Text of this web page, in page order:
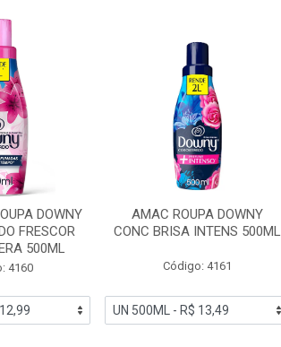
DOWNY
FRESCOR
500ML
4160
AMAC ROUPA DOWNY
CONC BRISA INTENS 500ML
Código: 4161